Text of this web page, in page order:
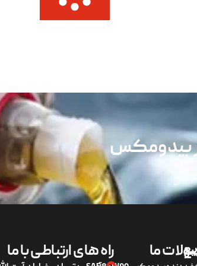
بیدومکس
ما راه های ارتباطی با ما